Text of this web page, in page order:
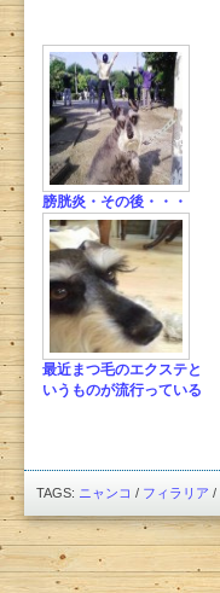
膀胱炎・その後・・・
最近まつ毛のエクステと
いうものが流行っている
TAGS: ニャンコ / フィラリア /